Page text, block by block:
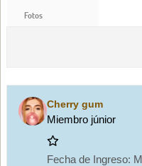
Fotos
Cherry gum
Miembro júnior
Fecha de Ingreso: